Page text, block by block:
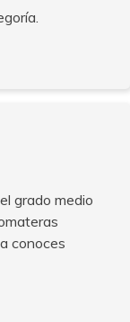
grado medio
conoces